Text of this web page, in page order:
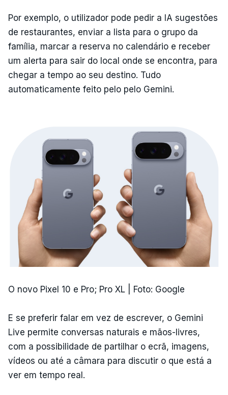
Por exemplo, o utilizador pode pedir a IA sugestões
de restaurantes, enviar a lista para o grupo da
família, marcar a reserva no calendário e receber
um alerta para sair do local onde se encontra, para
chegar a tempo ao seu destino. Tudo
automaticamente feito pelo pelo Gemini.
O novo Pixel 10 e Pro; Pro XL | Foto: Google
E se preferir falar em vez de escrever, o Gemini
Live permite conversas naturais e mãos-livres,
com a possibilidade de partilhar o ecrã, imagens,
vídeos ou até a câmara para discutir o que está a
ver em tempo real.